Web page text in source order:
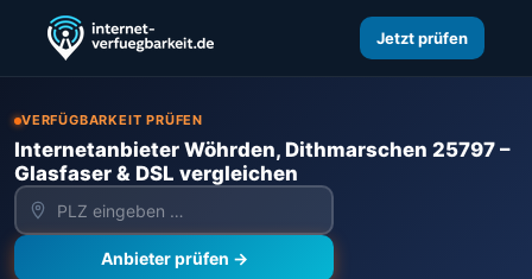
Jetzt prüfen
VERFÜGBARKEIT PRÜFEN
Internetanbieter Wöhrden, Dithmarschen 25797 –
Glasfaser & DSL vergleichen
Anbieter prüfen →